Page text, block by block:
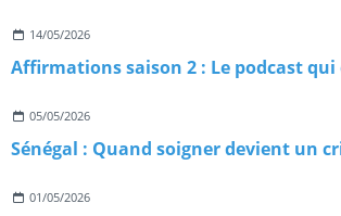
14/05/2026
05/05/2026
01/05/2026